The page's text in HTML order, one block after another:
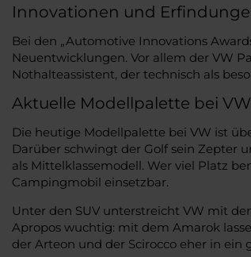
Innovationen und
Bei den „Automotive Innovations
Neuentwicklungen. Vor allem der VW
Nothalteassistent, der technisch als
Aktuelle Modellpalette bei VW
Die heutige Modellpalette bei VW ist
Darüber schwingt der Golf sein Zepter
als Mittelklassemodell. Wer viel Platz
Campingmobil einsetzbar.
Unter den SUV unterstreicht VW mit
Apropos wuchtig: mit dem Amarok
der Arteon und der Scirocco eher in ein